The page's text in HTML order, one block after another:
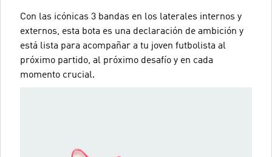
Con las icónicas 3 bandas en los laterales internos y
externos, esta bota es una declaración de ambición y
está lista para acompañar a tu joven futbolista al
próximo partido, al próximo desafío y en cada
momento crucial.